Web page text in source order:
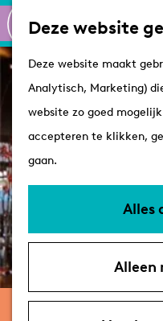
Deze website
Deze website maakt
Analytisch, Marketing)
website zo goed
accepteren te klikken,
gaan.
Alles
Alleen
G
a
r
d
e
h
o
K
a
r
t